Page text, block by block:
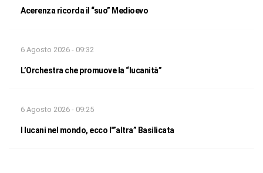
Acerenza ricorda il “suo” Medioevo
6 Agosto 2026 - 09:32
L’Orchestra che promuove la “lucanità”
6 Agosto 2026 - 09:25
I lucani nel mondo, ecco l'”altra” Basilicata